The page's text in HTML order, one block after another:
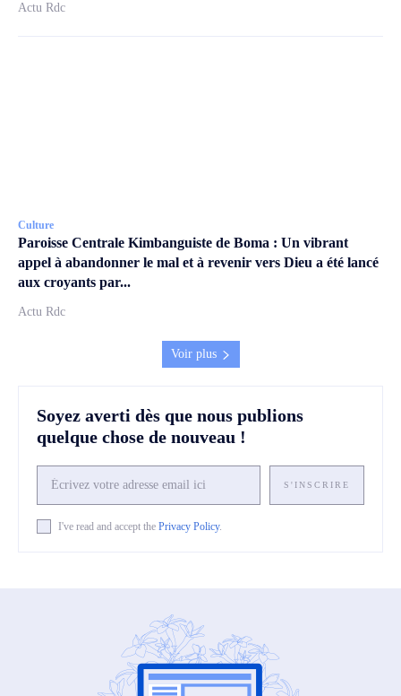
Actu Rdc
Culture
Paroisse Centrale Kimbanguiste de Boma : Un vibrant
appel à abandonner le mal et à revenir vers Dieu a été lancé
aux croyants par...
Actu Rdc
Voir plus
Soyez averti dès que nous publions
quelque chose de nouveau !
S'INSCRIRE
I've read and accept the Privacy Policy.